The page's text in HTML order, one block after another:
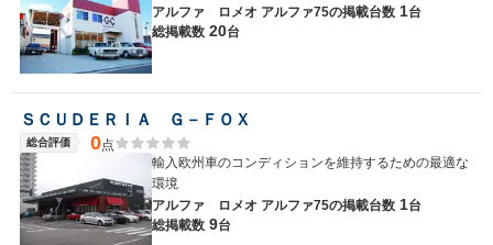
アルファ ロメオ アルファ75の掲載台数 1台
総掲載数 20台
ＳＣＵＤＥＲＩＡ Ｇ－ＦＯＸ
総合評価 0点
輸入欧州車のコンディションを維持するための最適な
環境
アルファ ロメオ アルファ75の掲載台数 1台
総掲載数 9台